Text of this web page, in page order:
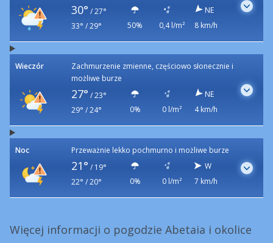
30° / 27°
33° / 29°
50% 0,4 l/m²
NE
8 km/h
Wieczór
Zachmurzenie zmienne, częściowo słonecznie i
możliwe burze
27° / 23°
29° / 24°
0% 0 l/m²
NE
4 km/h
Noc Przeważnie lekko pochmurno i możliwe burze
21° / 19°
22° / 20°
0% 0 l/m²
W
7 km/h
Więcej informacji o pogodzie Abetaia i okolice